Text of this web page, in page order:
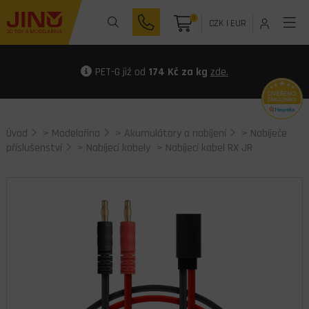
0 CZK| EUR
PET-G již od 174 Kč za kg zde.
Úvod > Modelařina > Akumulátory a nabíjení > Nabíječe
příslušenství
> Nabíjecí kabely > Nabíjecí kabel RX JR